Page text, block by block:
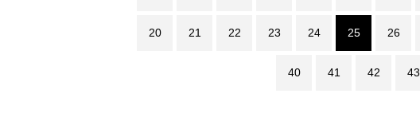
20 21 22 23 24 25 26
40 41 42 43